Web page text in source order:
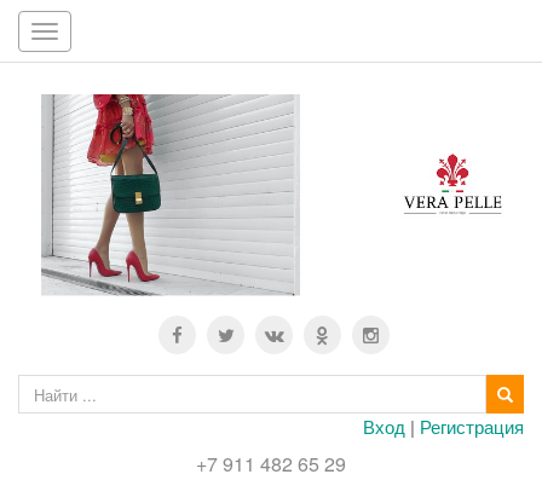
Toggle
navigation
Вход | Регистрация
+7 911 482 65 29